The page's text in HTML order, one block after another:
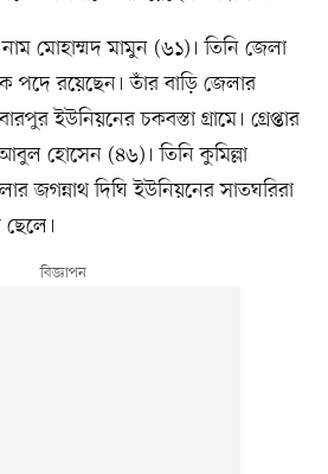
নাম মোহাম্মদ মামুন (৬১)। তিনি জেলা
পদে রয়েছেন। তাঁর বাড়ি জেলার
ইউনিয়নের চকবস্তা গ্রামে। গ্রেপ্তার
হোসেন (৪৬)। তিনি কুমিল্লা
জগন্নাথ দিঘি ইউনিয়নের সাতঘরিরা